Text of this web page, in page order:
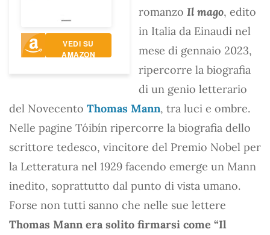
VEDI SU
AMAZON
romanzo Il mago, edito
in Italia da Einaudi nel
mese di gennaio 2023,
ripercorre la biografia
di un genio letterario
del Novecento Thomas Mann, tra luci e ombre.
Nelle pagine Tóibín ripercorre la biografia dello
scrittore tedesco, vincitore del Premio Nobel per
la Letteratura nel 1929 facendo emerge un Mann
inedito, soprattutto dal punto di vista umano.
Forse non tutti sanno che nelle sue lettere
Thomas Mann era solito firmarsi come “Il